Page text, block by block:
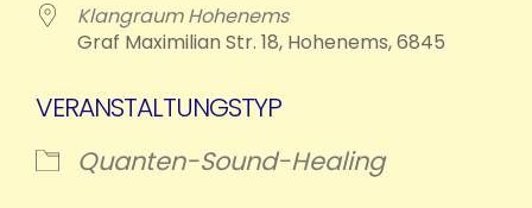
Klangraum Hohenems
Graf Maximilian Str. 18, Hohenems, 6845
VERANSTALTUNGSTYP
Quanten-Sound-Healing